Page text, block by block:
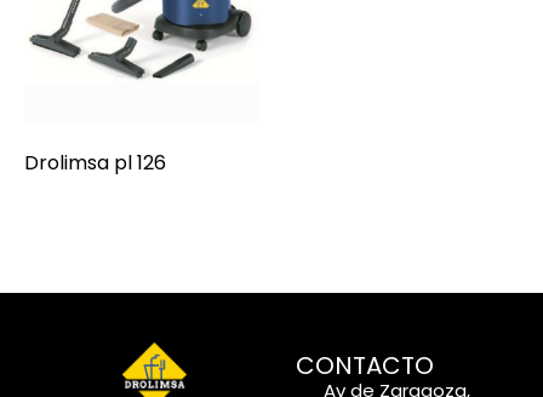
Drolimsa pl 126
CONTACTO
Av de Zaragoza,